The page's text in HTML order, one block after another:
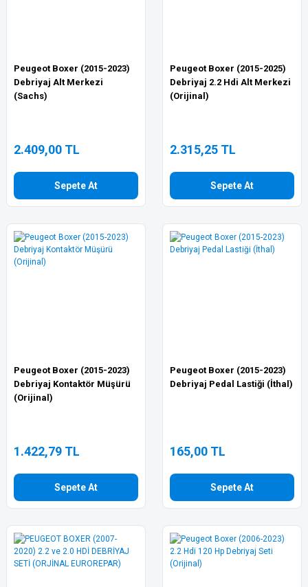
Peugeot Boxer (2015-2023)
Debriyaj Alt Merkezi
(Sachs)
2.409,00 TL
Sepete At
Peugeot Boxer (2015-2025)
Debriyaj 2.2 Hdi Alt Merkezi
(Orijinal)
2.315,25 TL
Sepete At
Peugeot Boxer (2015-2023)
Debriyaj Kontaktör Müşürü
(Orijinal)
1.422,79 TL
Sepete At
Peugeot Boxer (2015-2023)
Debriyaj Pedal Lastiği (İthal)
165,00 TL
Sepete At